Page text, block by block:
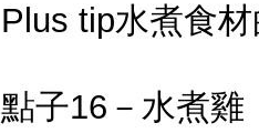
Plus tip水煮食
點子16－水煮雞